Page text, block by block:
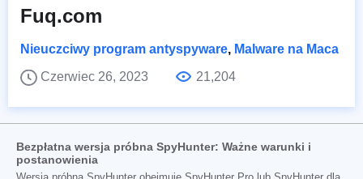
Fuq.com
Nieuczciwy program antyspyware, Malware na Maca
Czerwiec 26, 2023
21,204
Bezpłatna wersja próbna SpyHunter: Ważne warunki i
postanowienia